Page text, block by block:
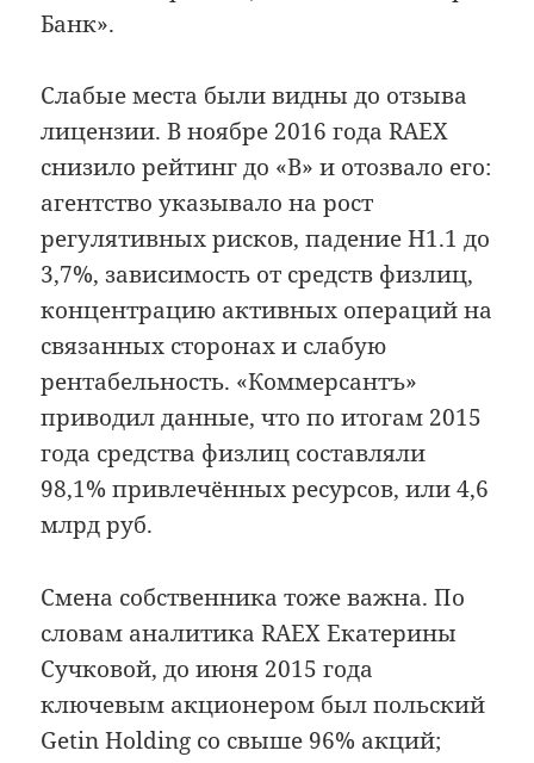
Банк».
Слабые места были видны до отзыва
лицензии. В ноябре 2016 года RAEX
снизило рейтинг до «B» и отозвало его:
агентство указывало на рост
регулятивных рисков, падение Н1.1 до
3,7%, зависимость от средств физлиц,
концентрацию активных операций на
связанных сторонах и слабую
рентабельность. «Коммерсантъ»
приводил данные, что по итогам 2015
года средства физлиц составляли
98,1% привлечённых ресурсов, или 4,6
млрд руб.
Смена собственника тоже важна. По
словам аналитика RAEX Екатерины
Сучковой, до июня 2015 года
ключевым акционером был польский
Getin Holding со свыше 96% акций;